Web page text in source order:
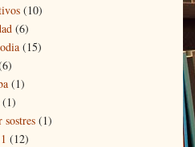
(10)
(6)
(15)
(1)
(1)
sostres (1)
(12)